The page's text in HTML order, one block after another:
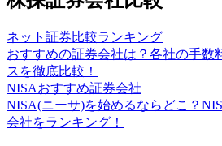
ネット証券比較ランキング
おすすめの証券会社は？各社の手数
スを徹底比較！
NISAおすすめ証券会社
NISA(ニーサ)を始めるならどこ？
会社をランキング！